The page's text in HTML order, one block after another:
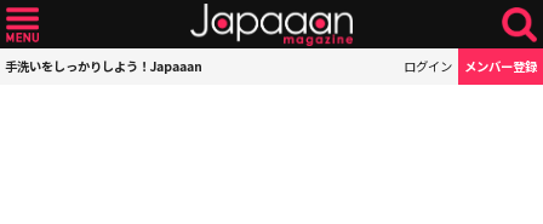
手洗いをしっかりしよう！Japaaan ログイン メンバー登録